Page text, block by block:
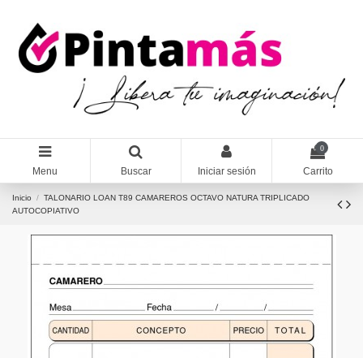
Menu Buscar Iniciar sesión
0
Carrito
Inicio
TALONARIO LOAN T89 CAMAREROS OCTAVO NATURA TRIPLICADO
AUTOCOPIATIVO